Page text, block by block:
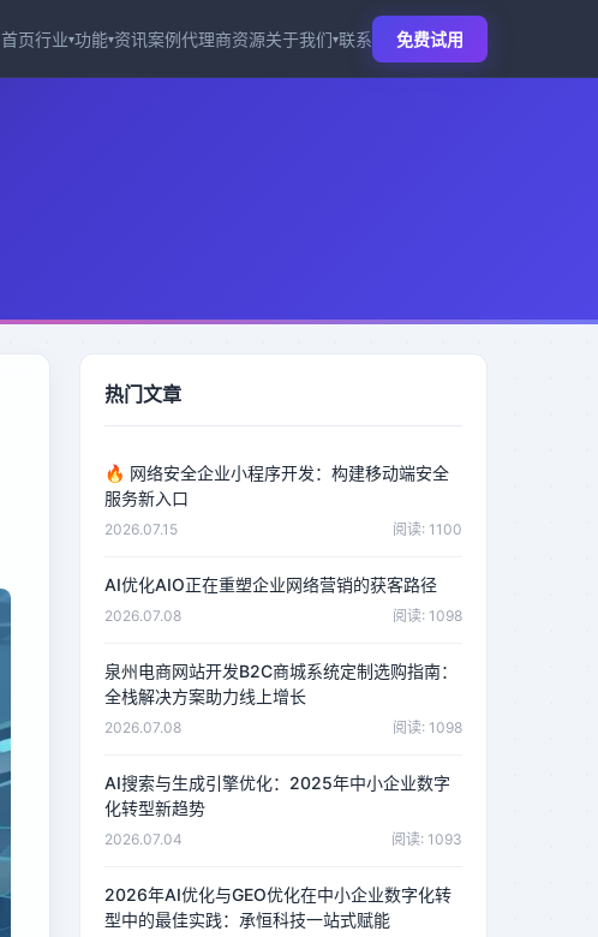
首页行业▾功能▾资讯案例代理商资源关于我们▾联系 免费试用
热门文章
🔥 网络安全企业小程序开发：构建移动端安全
服务新入口
2026.07.15 阅读: 1100
AI优化AIO正在重塑企业网络营销的获客路径
2026.07.08 阅读: 1098
泉州电商网站开发B2C商城系统定制选购指南：
全栈解决方案助力线上增长
2026.07.08 阅读: 1098
AI搜索与生成引擎优化：2025年中小企业数字
化转型新趋势
2026.07.04 阅读: 1093
2026年AI优化与GEO优化在中小企业数字化转
型中的最佳实践：承恒科技一站式赋能